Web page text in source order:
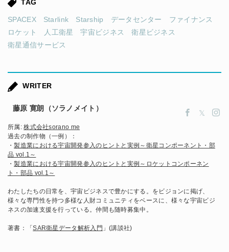
TAG
SPACEX Starlink Starship データセンター
ファイナンス
ロケット
人工衛星 宇宙ビジネス
衛星ビジネス
衛星通信サービス
WRITER
藤原 寛朗（ソラノメイト）
所属:株式会社sorano me
過去の制作物（一例）：
・製造業における宇宙開発参入のヒントと実例～衛星コンポーネント・部
品 vol.1～
・製造業における宇宙開発参入のヒントと実例～ロケットコンポーネン
ト・部品 vol.1～
わたしたちの日常を、宇宙ビジネスで豊かにする。をビジョンに掲げ、
様々な専門性を持つ多様な人財コミュニティをベースに、様々な宇宙ビジ
ネスの加速支援を行っている。仲間も随時募集中。
著書：「SAR衛星データ解析入門 」(講談社)